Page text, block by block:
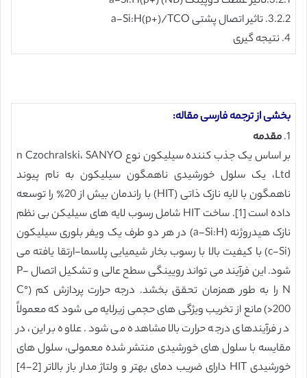
3.2.2. تاثیر اتصال پشتی a-Si:H(p+)/TCO
4. نتیجه گیری
بخشی از ترجمه فارسی مقاله:
1. مقدمه
بر اساس یک جذب کننده سیلیکون نوع n Czochralski، SANYO
Ltd، یک سلول خورشیدی ناهمگون سیلیکون به نام پیوند
ناهمگون با لایه نازک ذاتی (HIT) با راندمان بیش از 20٪ را توسعه
داده است [1]. ساخت HIT شامل رسوب لایه های سیلیکن بی نظم
نازک هیدروژنه (a-Si:H) در هر دو طرف یک ویفر بلوری سیلیکون
(c-Si) با کیفیت بالا با رسوب بخار شیمیایی پلاسما-ارتقا یافته می
شود. این فرآیند می تواند رویینگی سطح عالی و تشکیل اتصال P-
N را به طور همزمان تحقق بخشد. درجه حرارت پردازش کم (C°
200<) مانع از تخریب ویژگی های حجمی زیرلایه می شود که معمولاً
در فرآیندهای درجه حرارت بالا مشاهده می شود. علاوه بر این، در
مقایسه با سلول های خورشیدی منتشر شده معمولی، سلول های
خورشیدی HIT دارای ضریب دمای بهتر و ولتاژ مدار باز بالاتر [2-4]